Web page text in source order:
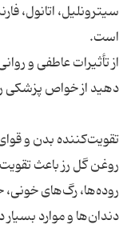
سیترونلیل، اتانول،
از تأثیرات عاطفی و
روغن گل رز باعث
روده‌ها، رگ‌های خونی،
دندان‌ها و موارد